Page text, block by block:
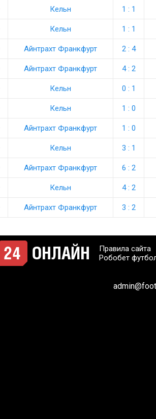
Кельн 1 : 1
Кельн 1 : 1
Айнтрахт Франкфурт 2 : 4
Айнтрахт Франкфурт 4 : 2
Кельн 0 : 1
Кельн 1 : 0
Айнтрахт Франкфурт 1 : 0
Кельн 3 : 1
Айнтрахт Франкфурт 6 : 2
Кельн 4 : 2
Айнтрахт Франкфурт 3 : 2
Правила сайта
Робобет